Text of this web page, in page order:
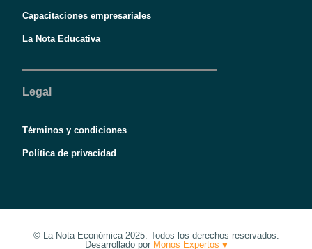
Capacitaciones empresariales
La Nota Educativa
Legal
Términos y condiciones
Política de privacidad
© La Nota Económica 2025. Todos los derechos reservados.
Desarrollado por Monos Expertos ♥